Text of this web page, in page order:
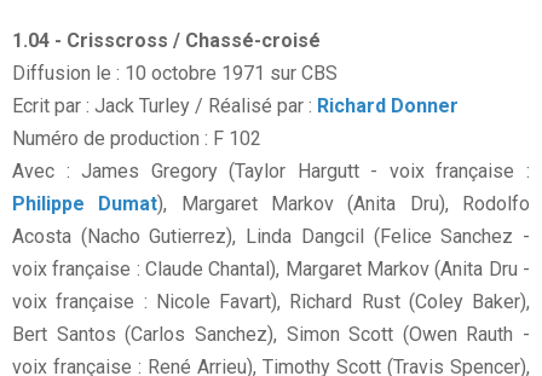
1.04 - Crisscross / Chassé-croisé
Diffusion le : 10 octobre 1971 sur CBS
Ecrit par : Jack Turley / Réalisé par : Richard Donner
Numéro de production : F 102
Avec : James Gregory (Taylor Hargutt - voix française :
Philippe Dumat), Margaret Markov (Anita Dru), Rodolfo
Acosta (Nacho Gutierrez), Linda Dangcil (Felice Sanchez -
voix française : Claude Chantal), Margaret Markov (Anita Dru -
voix française : Nicole Favart), Richard Rust (Coley Baker),
Bert Santos (Carlos Sanchez), Simon Scott (Owen Rauth -
voix française : René Arrieu), Timothy Scott (Travis Spencer),